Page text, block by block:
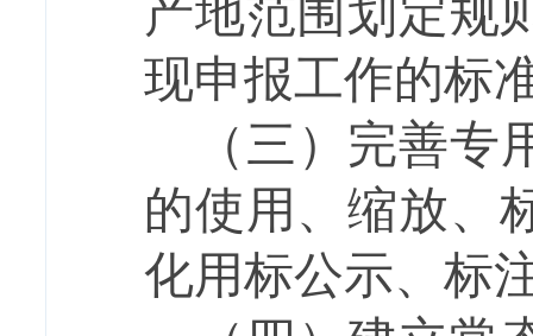
产地范围划定规
现申报工作的标
（三） 完善专
的使用、缩放、
化用标公示、标